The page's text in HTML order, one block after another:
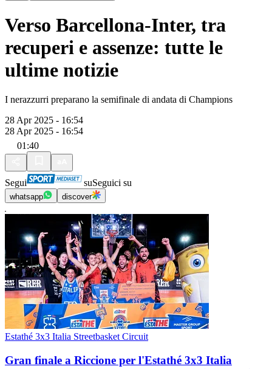
Verso Barcellona-Inter, tra
recuperi e assenze: tutte le
ultime notizie
I nerazzurri preparano la semifinale di andata di Champions
28 Apr 2025 - 16:54
28 Apr 2025 - 16:54
01:40
Segui suSeguici su
whatsapp discover
Estathé 3x3 Italia Streetbasket Circuit
Gran finale a Riccione per l'Estathé 3x3 Italia